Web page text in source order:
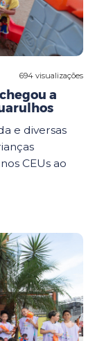
694 visualizações
a
e diversas
CEUs ao